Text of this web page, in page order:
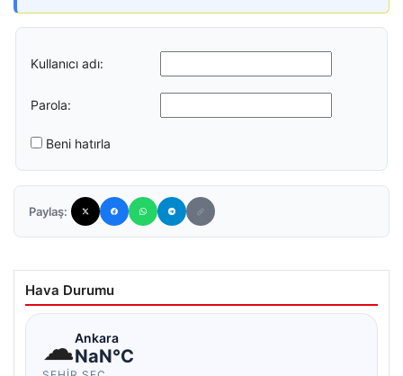
Kullanıcı adı:
Parola:
Beni hatırla
Paylaş:
Hava Durumu
☁Ankara
NaN°C